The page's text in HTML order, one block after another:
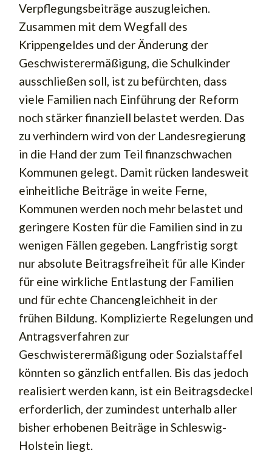
Verpflegungsbeiträge auszugleichen.
Zusammen mit dem Wegfall des
Krippengeldes und der Änderung der
Geschwisterermäßigung, die Schulkinder
ausschließen soll, ist zu befürchten, dass
viele Familien nach Einführung der Reform
noch stärker finanziell belastet werden. Das
zu verhindern wird von der Landesregierung
in die Hand der zum Teil finanzschwachen
Kommunen gelegt. Damit rücken landesweit
einheitliche Beiträge in weite Ferne,
Kommunen werden noch mehr belastet und
geringere Kosten für die Familien sind in zu
wenigen Fällen gegeben. Langfristig sorgt
nur absolute Beitragsfreiheit für alle Kinder
für eine wirkliche Entlastung der Familien
und für echte Chancengleichheit in der
frühen Bildung. Komplizierte Regelungen und
Antragsverfahren zur
Geschwisterermäßigung oder Sozialstaffel
könnten so gänzlich entfallen. Bis das jedoch
realisiert werden kann, ist ein Beitragsdeckel
erforderlich, der zumindest unterhalb aller
bisher erhobenen Beiträge in Schleswig-
Holstein liegt.